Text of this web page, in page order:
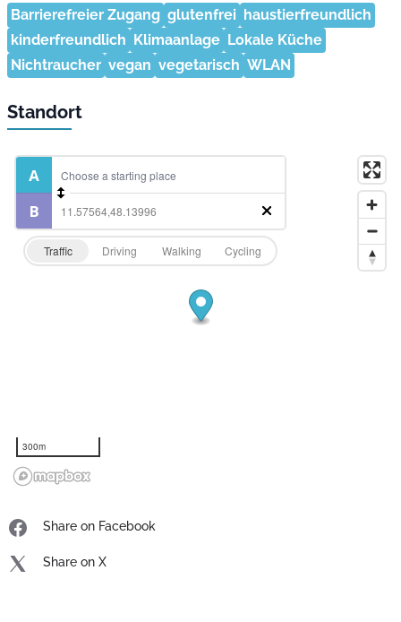
Barrierefreier Zugang glutenfrei haustierfreundlich
kinderfreundlich Klimaanlage Lokale Küche
Nichtraucher vegan vegetarisch WLAN
Standort
Traffic Driving Walking Cycling
300m
Share on Facebook
Share on X